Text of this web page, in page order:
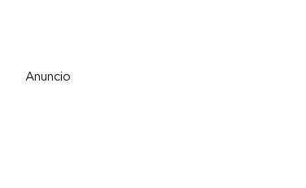
Anuncio